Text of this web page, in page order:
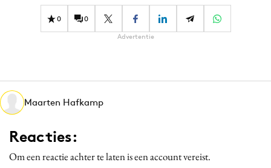
Diversiteit
Interne communicatie
Martech
Media
Merkstrategie
PR
0 0
Advertentie
Maarten Hafkamp
Reacties:
Om een reactie achter te laten is een account vereist.